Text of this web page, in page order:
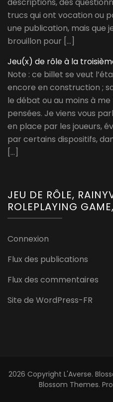
trucs qui ont vocation ou
une publication, mais que
brouillon pour […]
Jeu(x) de rôle à la
Note : ce billet se veut
encore en construction ;
le débat ou au moins à
pensées. Je viens vous
en place par les joueurs,
par certains dispositifs,
[…]
JEU DE RÔLE,
ROLEPLAYING
Connexion
Flux des publications
Flux des commentaires
Site de WordPress-FR
2026 Copyright L'Averse.
Blossom Themes.